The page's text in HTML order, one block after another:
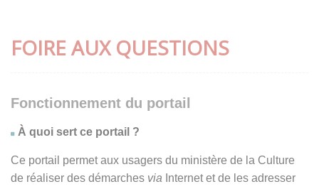
FOIRE AUX QUESTIONS
Fonctionnement du portail
À quoi sert ce portail ?
Ce portail permet aux usagers du ministère de la Culture
de réaliser des démarches via Internet et de les adresser